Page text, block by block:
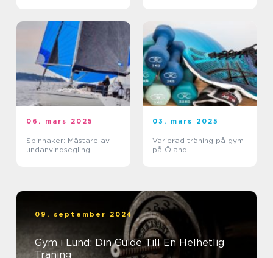
06. mars 2025
Spinnaker: Mästare av
undanvindsegling
03. mars 2025
Varierad träning på gym
på Öland
09. september 2024
Gym i Lund: Din Guide Till En Helhetlig
Träning